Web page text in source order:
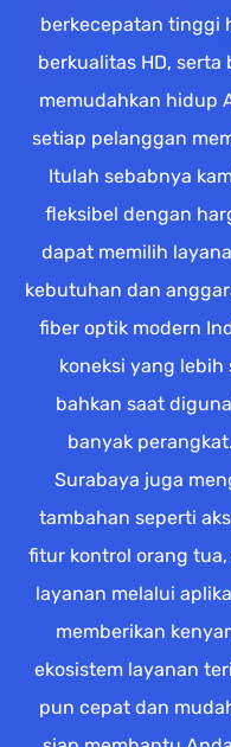
berkecepatan tinggi
berkualitas HD,
memudahkan hidup
setiap pelanggan
Itulah sebabnya
fleksibel dengan
dapat memilih
kebutuhan dan
fiber optik modern
koneksi yang
bahkan saat
banyak
Surabaya juga
tambahan seperti
fitur kontrol orang
layanan melalui
memberikan
ekosistem layanan
pun cepat dan